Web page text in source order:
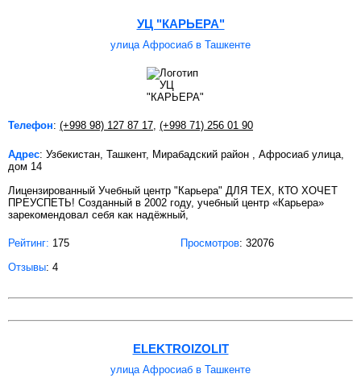
УЦ "КАРЬЕРА"
улица Афросиаб в Ташкенте
Телефон: (+998 98) 127 87 17, (+998 71) 256 01 90
Адрес: Узбекистан, Ташкент, Мирабадский район , Афросиаб улица,
дом 14
Лицензированный Учебный центр "Карьера" ДЛЯ ТЕХ, КТО ХОЧЕТ
ПРЕУСПЕТЬ! Созданный в 2002 году, учебный центр «Карьера»
зарекомендовал себя как надёжный,
Рейтинг: 175 Просмотров: 32076
Отзывы: 4
ELEKTROIZOLIT
улица Афросиаб в Ташкенте